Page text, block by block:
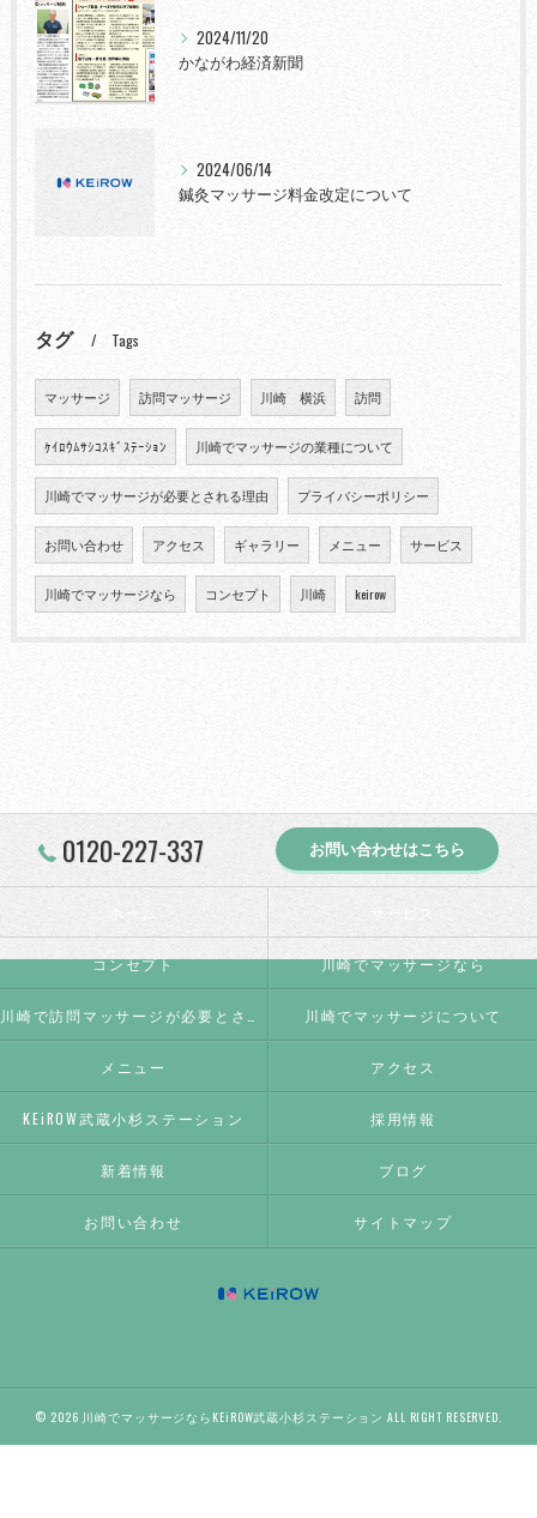
2024/11/20
かながわ経済新聞
2024/06/14
鍼灸マッサージ料金改定について
タグ Tags
マッサージ 訪問マッサージ 川崎 横浜 訪問
ｹｲﾛｳﾑｻｼｺｽｷﾞｽﾃｰｼｮﾝ 川崎でマッサージの業種について
川崎でマッサージが必要とされる理由 プライバシーポリシー
お問い合わせ アクセス ギャラリー メニュー サービス
川崎でマッサージなら コンセプト 川崎 keirow
0120-227-337 お問い合わせはこちら
コンセプト 川崎でマッサージなら
川崎でマッサージについて
メニュー アクセス
KEiROW武蔵小杉ステーション 採用情報
新着情報 ブログ
お問い合わせ サイトマップ
© 2026 川崎でマッサージならKEiROW武蔵小杉ステーション ALL RIGHT RESERVED.